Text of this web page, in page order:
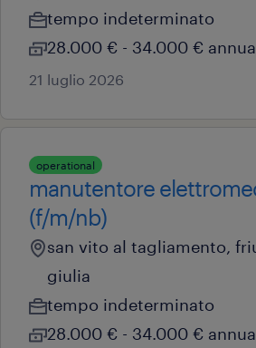
tempo indeterminato
28.000 € - 34.000 €
21 luglio 2026
operational
manutentore
(f/m/nb)
san vito al tagliamento,
giulia
tempo indeterminato
28.000 € - 34.000 €